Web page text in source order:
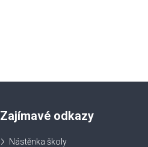
Zajímavé odkazy
Nástěnka školy